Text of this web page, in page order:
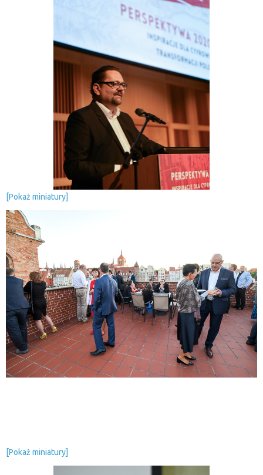
[Pokaż miniatury]
[Pokaż miniatury]